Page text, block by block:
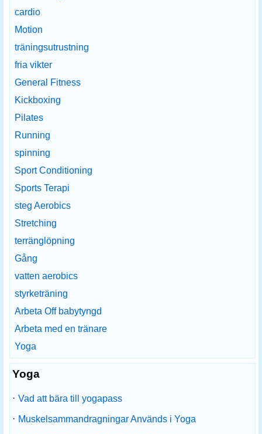
cardio
Motion
träningsutrustning
fria vikter
General Fitness
Kickboxing
Pilates
Running
spinning
Sport Conditioning
Sports Terapi
steg Aerobics
Stretching
terränglöpning
Gång
vatten aerobics
styrketräning
Arbeta Off babytyngd
Arbeta med en tränare
Yoga
Yoga
· Vad att bära till yogapass
· Muskelsammandragningar Används i Yoga